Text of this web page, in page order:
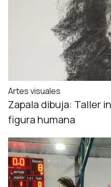
Artes visuales
Zapala dibuja: Taller
figura humana